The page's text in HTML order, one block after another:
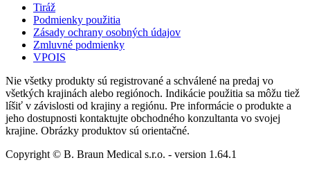
Tiráž
Podmienky použitia
Zásady ochrany osobných údajov
Zmluvné podmienky
VPOIS
Nie všetky produkty sú registrované a schválené na predaj vo
všetkých krajinách alebo regiónoch. Indikácie použitia sa môžu tiež
líšiť v závislosti od krajiny a regiónu. Pre informácie o produkte a
jeho dostupnosti kontaktujte obchodného konzultanta vo svojej
krajine. Obrázky produktov sú orientačné.
Copyright © B. Braun Medical s.r.o. - version 1.64.1